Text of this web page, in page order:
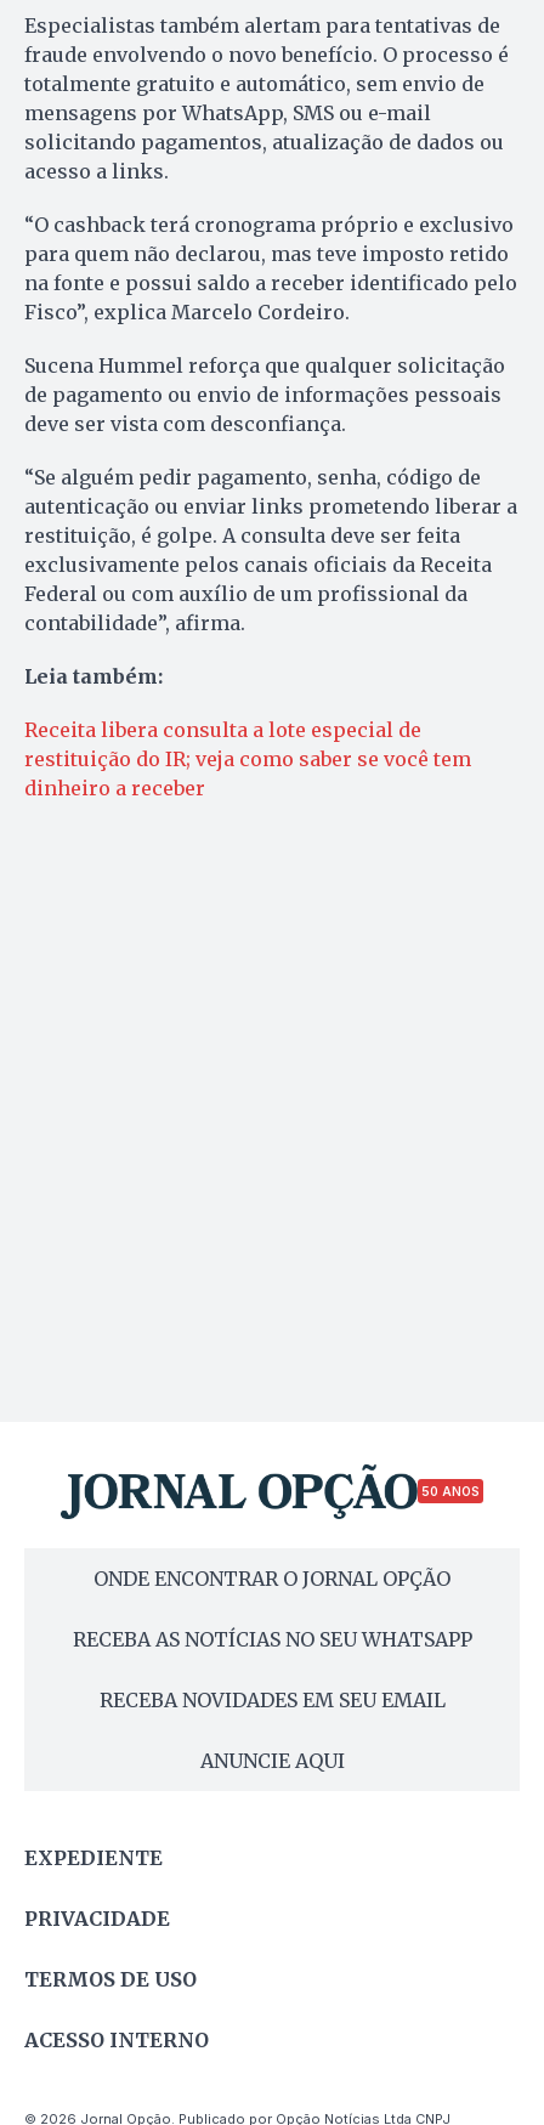
Especialistas também alertam para tentativas de
fraude envolvendo o novo benefício. O processo é
totalmente gratuito e automático, sem envio de
mensagens por WhatsApp, SMS ou e-mail
solicitando pagamentos, atualização de dados ou
acesso a links.
“O cashback terá cronograma próprio e exclusivo
para quem não declarou, mas teve imposto retido
na fonte e possui saldo a receber identificado pelo
Fisco”, explica Marcelo Cordeiro.
Sucena Hummel reforça que qualquer solicitação
de pagamento ou envio de informações pessoais
deve ser vista com desconfiança.
“Se alguém pedir pagamento, senha, código de
autenticação ou enviar links prometendo liberar a
restituição, é golpe. A consulta deve ser feita
exclusivamente pelos canais oficiais da Receita
Federal ou com auxílio de um profissional da
contabilidade”, afirma.
Leia também:
Receita libera consulta a lote especial de
restituição do IR; veja como saber se você tem
dinheiro a receber
50 ANOS
ONDE ENCONTRAR O JORNAL OPÇÃO
RECEBA AS NOTÍCIAS NO SEU WHATSAPP
RECEBA NOVIDADES EM SEU EMAIL
ANUNCIE AQUI
EXPEDIENTE
PRIVACIDADE
TERMOS DE USO
ACESSO INTERNO
© 2026 Jornal Opção. Publicado por Opção Notícias Ltda CNPJ